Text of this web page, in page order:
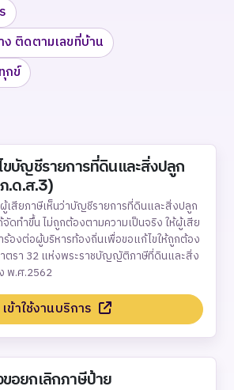
ติดตามเลขที่บ้าน
กข์
ร
ขบัญชีรายการที่ดินและสิ่งปลูก
.ด.ส.3)
เสียภาษีเห็นว่าบัญชีรายการที่ดินและสิ่งปลูก
ดทำขึ้น ไม่ถูกต้องตามความเป็นจริง ให้ผู้เสีย
ร้องต่อผู้บริหารท้องถิ่นเพื่อขอแก้ไขให้ถูกต้อง
ตรา 32 แห่งพระราชบัญญัติภาษีที่ดินและสิ่ง
พ.ศ.2562
เข้าใช้งานบริการ
อยกเลิกภาษีป้าย